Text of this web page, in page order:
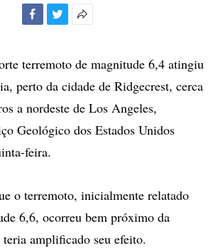
compartilhamento
terremoto de magnitude 6,4 atingiu
perto da cidade de Ridgecrest, cerca
a nordeste de Los Angeles,
Geológico dos Estados Unidos
feira.
o terremoto, inicialmente relatado
6,6, ocorreu bem próximo da
amplificado seu efeito.